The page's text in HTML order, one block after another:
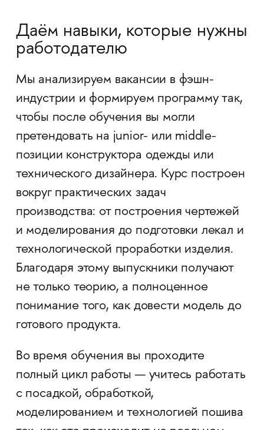
Даём навыки, которые нужны
работодателю
Мы анализируем вакансии в фэшн-
индустрии и формируем программу так,
чтобы после обучения вы могли
претендовать на junior- или middle-
позиции конструктора одежды или
технического дизайнера. Курс построен
вокруг практических задач
производства: от построения чертежей
и моделирования до подготовки лекал и
технологической проработки изделия.
Благодаря этому выпускники получают
не только теорию, а полноценное
понимание того, как довести модель до
готового продукта.
Во время обучения вы проходите
полный цикл работы — учитесь работать
с посадкой, обработкой,
моделированием и технологией пошива